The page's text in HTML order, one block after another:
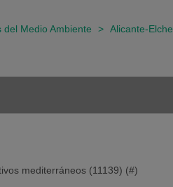
del Medio Ambiente > Alicante-Elche
mediterráneos (11139) (#)